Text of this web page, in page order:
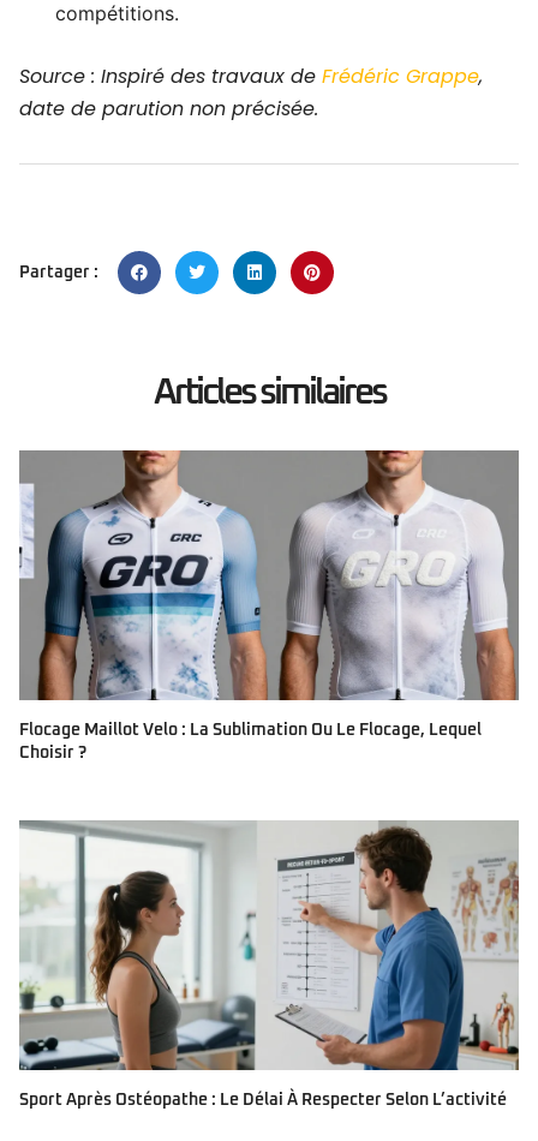
compétitions.
Source : Inspiré des travaux de Frédéric Grappe,
date de parution non précisée.
Partager :
Articles similaires
Flocage Maillot Velo : La Sublimation Ou Le Flocage, Lequel
Choisir ?
Sport Après Ostéopathe : Le Délai À Respecter Selon L’activité